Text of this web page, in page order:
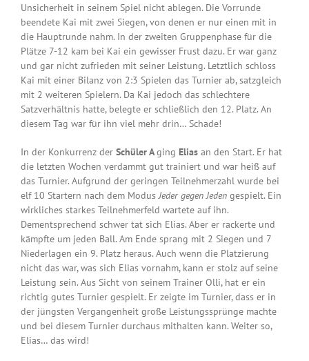
Unsicherheit in seinem Spiel nicht ablegen. Die Vorrunde
beendete Kai mit zwei Siegen, von denen er nur einen mit in
die Hauptrunde nahm. In der zweiten Gruppenphase für die
Plätze 7-12 kam bei Kai ein gewisser Frust dazu. Er war ganz
und gar nicht zufrieden mit seiner Leistung. Letztlich schloss
Kai mit einer Bilanz von 2:3 Spielen das Turnier ab, satzgleich
mit 2 weiteren Spielern. Da Kai jedoch das schlechtere
Satzverhältnis hatte, belegte er schließlich den 12. Platz. An
diesem Tag war für ihn viel mehr drin… Schade!
In der Konkurrenz der Schüler Aging Elias an den Start. Er hat
die letzten Wochen verdammt gut trainiert und war heiß auf
das Turnier. Aufgrund der geringen Teilnehmerzahl wurde bei
elf 10 Startern nach dem ModusJeder gegen Jeden gespielt. Ein
wirkliches starkes Teilnehmerfeld wartete auf ihn.
Dementsprechend schwer tat sich Elias. Aber er rackerte und
kämpfte um jeden Ball. Am Ende sprang mit 2 Siegen und 7
Niederlagen ein 9. Platz heraus. Auch wenn die Platzierung
nicht das war, was sich Elias vornahm, kann er stolz auf seine
Leistung sein. Aus Sicht von seinem Trainer Olli, hat er ein
richtig gutes Turnier gespielt. Er zeigte im Turnier, dass er in
der jüngsten Vergangenheit große Leistungssprünge machte
und bei diesem Turnier durchaus mithalten kann. Weiter so,
Elias… das wird!